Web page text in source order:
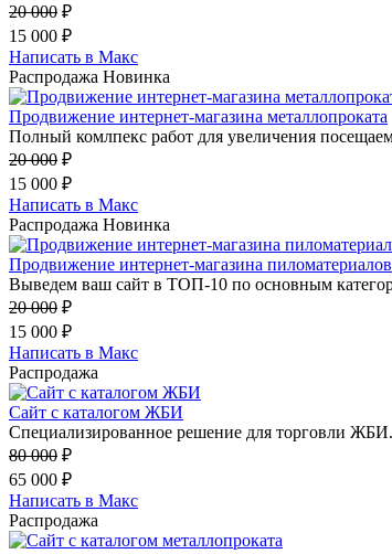
20 000 ₽
15 000 ₽
Написать в Макс
Распродажа Новинка
Продвижение интернет-магазина металлопроката
Полный комлпекс работ для увеличения
20 000 ₽
15 000 ₽
Написать в Макс
Распродажа Новинка
Продвижение интернет-магазина пиломатериалов
Выведем ваш сайт в ТОП-10 по основным
20 000 ₽
15 000 ₽
Написать в Макс
Распродажа
Сайт с каталогом ЖБИ
Специализированное решение для торговли
80 000 ₽
65 000 ₽
Написать в Макс
Распродажа